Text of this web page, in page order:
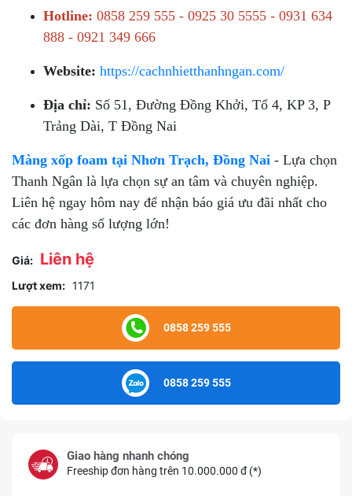
Hotline: 0858 259 555 - 0925 30 5555 - 0931 634
888 - 0921 349 666
Website: https://cachnhietthanhngan.com/
Địa chỉ: Số 51, Đường Đồng Khởi, Tổ 4, KP 3, P
Trảng Dài, T Đồng Nai
Màng xốp foam tại Nhơn Trạch, Đồng Nai - Lựa chọn
Thanh Ngân là lựa chọn sự an tâm và chuyên nghiệp.
Liên hệ ngay hôm nay để nhận báo giá ưu đãi nhất cho
các đơn hàng số lượng lớn!
Giá: Liên hệ
Lượt xem: 1171
0858 259 555
0858 259 555
Giao hàng nhanh chóng
Freeship đơn hàng trên 10.000.000 đ (*)